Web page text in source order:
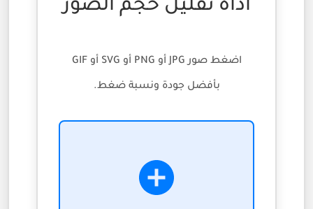
أداة تقليل حجم الصور
اضغط صور JPG أو PNG أو SVG أو GIF
بأفضل جودة ونسبة ضغط.